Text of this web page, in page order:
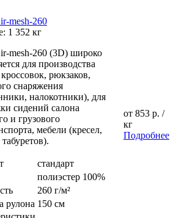
mesh-260
1 352 кг
mesh-260 (3D) широко
для производства
кроссовок, рюкзаков,
снаряжения
налокотники), для
сидений салона
и грузового
мебели (кресел,
табуретов).
стандарт
полиэстер 100%
260 г/м²
рулона 150 см
от 853 р. /
кг
Подробнее